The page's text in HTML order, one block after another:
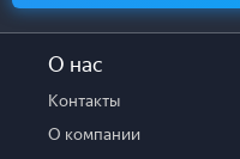
О нас
Контакты
О компании